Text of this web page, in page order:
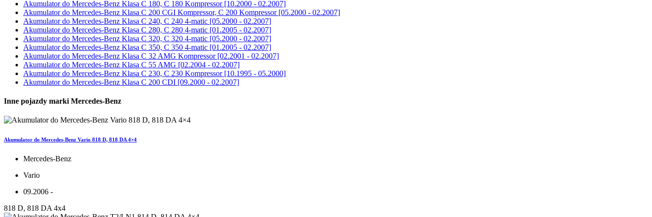
Akumulator do Mercedes-Benz Klasa C 180, C 180 Kompressor [10.2000 - 02.2007]
Akumulator do Mercedes-Benz Klasa C 200 CGI Kompressor, C 200 Kompressor [05.2000 - 02.2007]
Akumulator do Mercedes-Benz Klasa C 240, C 240 4-matic [05.2000 - 02.2007]
Akumulator do Mercedes-Benz Klasa C 280, C 280 4-matic [01.2005 - 02.2007]
Akumulator do Mercedes-Benz Klasa C 320, C 320 4-matic [05.2000 - 02.2007]
Akumulator do Mercedes-Benz Klasa C 350, C 350 4-matic [01.2005 - 02.2007]
Akumulator do Mercedes-Benz Klasa C 32 AMG Kompressor [02.2001 - 02.2007]
Akumulator do Mercedes-Benz Klasa C 55 AMG [02.2004 - 02.2007]
Akumulator do Mercedes-Benz Klasa C 230, C 230 Kompressor [10.1995 - 05.2000]
Akumulator do Mercedes-Benz Klasa C 200 CDI [09.2000 - 02.2007]
Inne pojazdy marki Mercedes-Benz
Akumulator do Mercedes-Benz Vario 818 D, 818 DA 4×4
Mercedes-Benz
Vario
09.2006 -
818 D, 818 DA 4x4